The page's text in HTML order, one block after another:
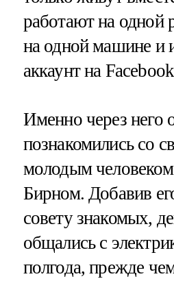
работают на одной
на одной машине
аккаунт на
Именно через него
познакомились со
молодым
Бирном. Добавив
совету знакомых,
общались с
полгода, прежде